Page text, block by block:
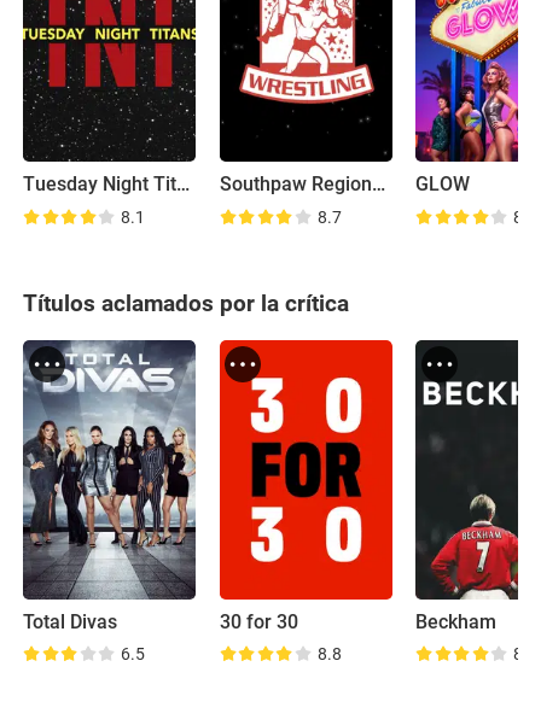
Tuesday Night Titans
8.1
Southpaw Regional Wrestling
8.7
GLOW
8.0
Títulos aclamados por la crítica
Total Divas
6.5
30 for 30
8.8
Beckham
8.3